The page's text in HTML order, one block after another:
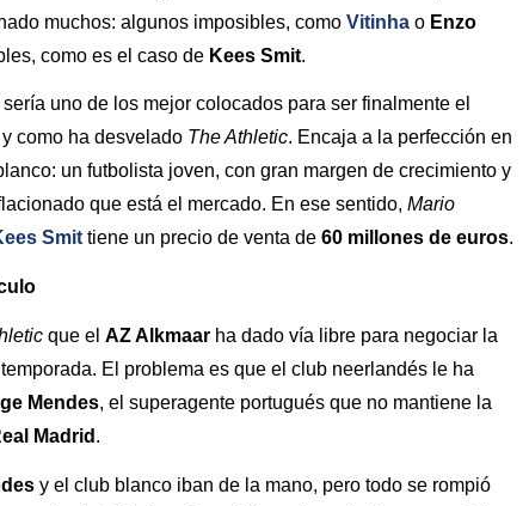
muchos: algunos imposibles, como Vitinha o Enzo
como es el caso de Kees Smit.
sería uno de los mejor colocados para ser finalmente el
y como ha desvelado The Athletic. Encaja a la perfección en
un futbolista joven, con gran margen de crecimiento y
que está el mercado. En ese sentido, Mario
Smit tiene un precio de venta de 60 millones de euros.
que el AZ Alkmaar ha dado vía libre para negociar la
El problema es que el club neerlandés le ha
Mendes, el superagente portugués que no mantiene la
Madrid .
y el club blanco iban de la mano, pero todo se rompió